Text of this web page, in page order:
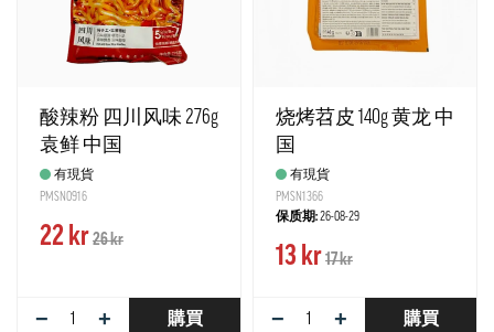
酸辣粉 四川风味 276g
袁鲜 中国
有現貨
PMSN0916
22 kr26 kr
− + 購買
烧烤苕皮 140g 黄龙 中
国
有現貨
PMSN1366
保质期:26-08-29
13 kr17 kr
− + 購買